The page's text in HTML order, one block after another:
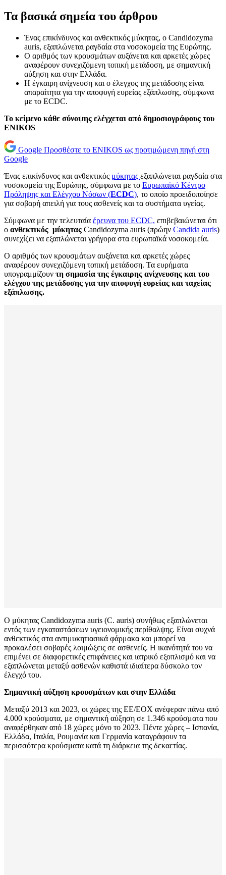
Τα βασικά σημεία του άρθρου
Ένας επικίνδυνος και ανθεκτικός μύκητας, ο Candidozyma
auris, εξαπλώνεται ραγδαία στα νοσοκομεία της Ευρώπης.
Ο αριθμός των κρουσμάτων αυξάνεται και αρκετές χώρες
αναφέρουν συνεχιζόμενη τοπική μετάδοση, με σημαντική
αύξηση και στην Ελλάδα.
Η έγκαιρη ανίχνευση και ο έλεγχος της μετάδοσης είναι
απαραίτητα για την αποφυγή ευρείας εξάπλωσης, σύμφωνα
με το ECDC.
Το κείμενο κάθε σύνοψης ελέγχεται από δημοσιογράφους του
ENIKOS
Google Προσθέστε το ENIKOS ως προτιμώμενη πηγή στη
Google
Ένας επικίνδυνος και ανθεκτικός μύκητας εξαπλώνεται ραγδαία στα
νοσοκομεία της Ευρώπης, σύμφωνα με το Ευρωπαϊκό Κέντρο
Πρόληψης και Ελέγχου Νόσων (ECDC), το οποίο προειδοποίησε
για σοβαρή απειλή για τους ασθενείς και τα συστήματα υγείας.
Σύμφωνα με την τελευταία έρευνα του ECDC, επιβεβαιώνεται ότι
ο ανθεκτικός μύκητας Candidozyma auris (πρώην Candida auris)
συνεχίζει να εξαπλώνεται γρήγορα στα ευρωπαϊκά νοσοκομεία.
Ο αριθμός των κρουσμάτων αυξάνεται και αρκετές χώρες
αναφέρουν συνεχιζόμενη τοπική μετάδοση. Τα ευρήματα
υπογραμμίζουν τη σημασία της έγκαιρης ανίχνευσης και του
ελέγχου της μετάδοσης για την αποφυγή ευρείας και ταχείας
εξάπλωσης.
Ο μύκητας Candidozyma auris (C. auris) συνήθως εξαπλώνεται
εντός των εγκαταστάσεων υγειονομικής περίθαλψης. Είναι συχνά
ανθεκτικός στα αντιμυκητιασικά φάρμακα και μπορεί να
προκαλέσει σοβαρές λοιμώξεις σε ασθενείς. Η ικανότητά του να
επιμένει σε διαφορετικές επιφάνειες και ιατρικό εξοπλισμό και να
εξαπλώνεται μεταξύ ασθενών καθιστά ιδιαίτερα δύσκολο τον
έλεγχό του.
Σημαντική αύξηση κρουσμάτων και στην Ελλάδα
Μεταξύ 2013 και 2023, οι χώρες της ΕΕ/ΕΟΧ ανέφεραν πάνω από
4.000 κρούσματα, με σημαντική αύξηση σε 1.346 κρούσματα που
αναφέρθηκαν από 18 χώρες μόνο το 2023. Πέντε χώρες – Ισπανία,
Ελλάδα, Ιταλία, Ρουμανία και Γερμανία καταγράφουν τα
περισσότερα κρούσματα κατά τη διάρκεια της δεκαετίας.